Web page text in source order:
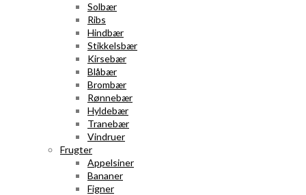
Solbær
Ribs
Hindbær
Stikkelsbær
Kirsebær
Blåbær
Brombær
Rønnebær
Hyldebær
Tranebær
Vindruer
Frugter
Appelsiner
Bananer
Figner